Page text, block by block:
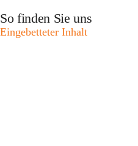
So finden Sie uns
Eingebetteter Inhalt